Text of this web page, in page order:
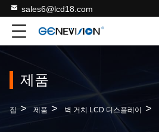
sales6@lcd18.com
제품
집 > 제품 > 벽 거치 LCD 디스플레이 >